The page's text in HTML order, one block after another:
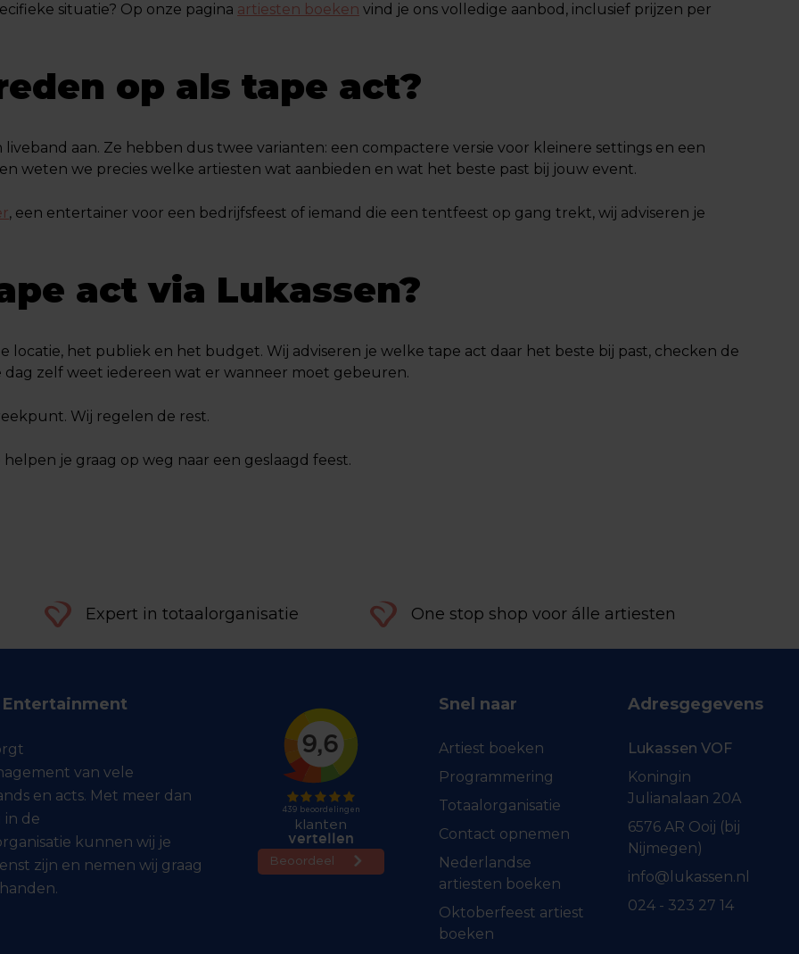
situatie? Op onze pagina artiesten boeken vind je ons volledige aanbod, inclusief prijzen per
op als tape act?
aan. Ze hebben dus twee varianten: een compactere versie voor kleinere settings en een
weten we precies welke artiesten wat aanbieden en wat het beste past bij jouw event.
, een entertainer voor een bedrijfsfeest of iemand die een tentfeest op gang trekt, wij adviseren je
act via Lukassen?
locatie, het publiek en het budget. Wij adviseren je welke tape act daar het beste bij past, checken de
zelf weet iedereen wat er wanneer moet gebeuren.
Wij regelen de rest.
je graag op weg naar een geslaagd feest.
Expert in totaalorganisatie One stop shop voor álle artiesten
van vele
en acts. Met meer dan
in de
kunnen wij je
zijn en nemen wij graag
Snel naar
Artiest boeken
Programmering
Totaalorganisatie
Contact opnemen
Nederlandse
artiesten boeken
Oktoberfeest artiest
boeken
Adresgegevens
Lukassen VOF
Koningin
Julianalaan 20A
6576 AR Ooij (bij
Nijmegen)
info@lukassen.nl
024 - 323 27 14